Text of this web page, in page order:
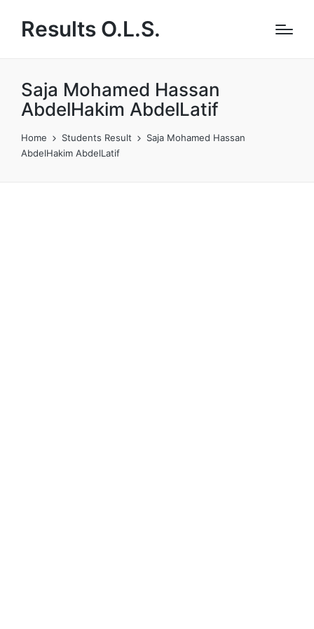
Results O.L.S.
Saja Mohamed Hassan
AbdelHakim AbdelLatif
Home Students Result
Saja Mohamed Hassan
AbdelHakim AbdelLatif